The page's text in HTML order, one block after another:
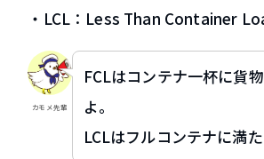
・LCL：Less Than Container
カモメ先輩
FCLはコンテナ一杯に貨
よ。
LCLはフルコンテナに満た